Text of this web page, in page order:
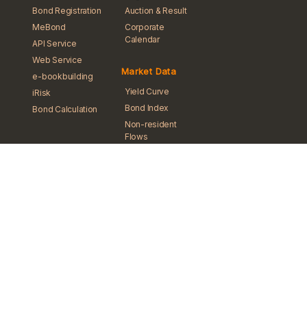
Bond Registration
MeBond
API Service
Web Service
e-bookbuilding
iRisk
Bond Calculation
Auction & Result
Corporate
Calendar
Market Data
Yield Curve
Bond Index
Non-resident
Flows